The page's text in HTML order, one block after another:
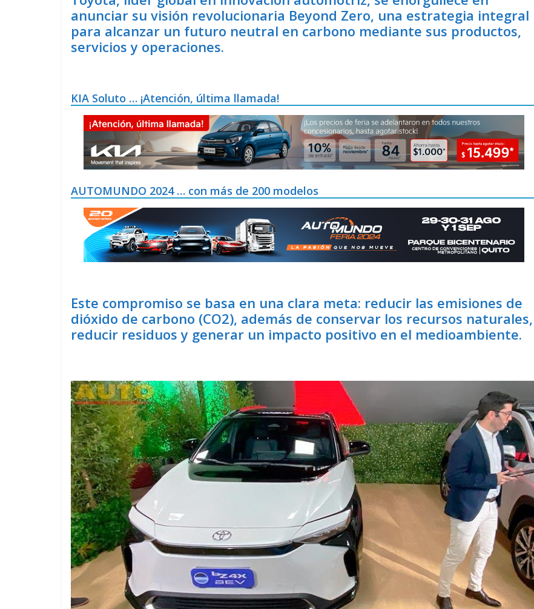
anunciar su visión revolucionaria Beyond Zero, una estrategia integral
para alcanzar un futuro neutral en carbono mediante sus productos,
servicios y operaciones.
KIA Soluto … ¡Atención, última llamada!
AUTOMUNDO 2024 … con más de 200 modelos
Este compromiso se basa en una clara meta: reducir las emisiones de
dióxido de carbono (CO2), además de conservar los recursos naturales,
reducir residuos y generar un impacto positivo en el medioambiente.